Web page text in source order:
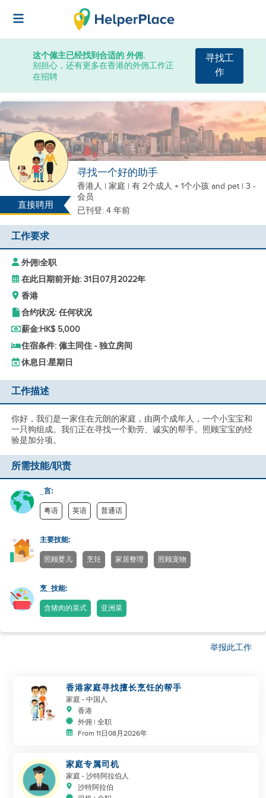
这个僱主已经找到合适的 外佣.
别担心，还有更多在香港的外佣工作正
在招聘
寻找工
作
直接聘用
寻找一个好的助手
香港人 | 家庭 | 有 2个成人 + 1个小孩 and pet | 3 -
会员
已刊登: 4 年前
工作要求
外佣|全职
在此日期前开始: 31日07月2022年
香港
合约状况: 任何状况
薪金:HK$ 5,000
住宿条件: 僱主同住 - 独立房间
休息日:星期日
工作描述
你好，我们是一家住在元朗的家庭，由两个成年人，一个小宝宝和
一只狗组成。我们正在寻找一个勤劳、诚实的帮手。照顾宝宝的经
验是加分项。
所需技能/职责
_言:
粤语 英语 普通话
主要技能:
照顾婴儿 烹饪 家居整理 照顾宠物
烹_技能:
含猪肉的菜式 亚洲菜
举报此工作
香港家庭寻找擅长烹饪的帮手
家庭 - 中国人
香港
外佣 | 全职
From 11日08月2026年
家庭专属司机
家庭 - 沙特阿拉伯人
沙特阿拉伯